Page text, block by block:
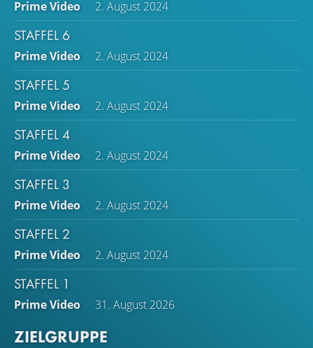
Prime Video 2. August 2024
STAFFEL 6
Prime Video 2. August 2024
STAFFEL 5
Prime Video 2. August 2024
STAFFEL 4
Prime Video 2. August 2024
STAFFEL 3
Prime Video 2. August 2024
STAFFEL 2
Prime Video 2. August 2024
STAFFEL 1
Prime Video 31. August 2026
ZIELGRUPPE